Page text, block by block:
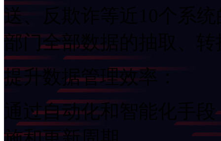
送、反欺诈等近10个系
部门全部数据的抽取、转
提升数据管理效率：
通过自动化和智能化手段